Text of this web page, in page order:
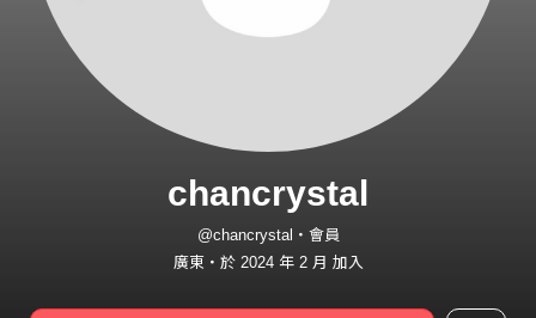
chancrystal
@chancrystal・會員
廣東・於 2024 年 2 月 加入